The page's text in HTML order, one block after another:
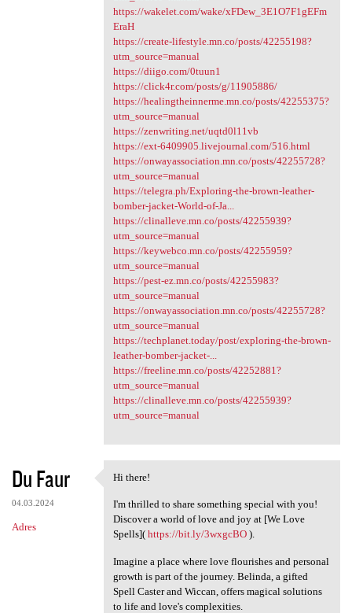
https://wakelet.com/wake/xFDew_3E1O7F1gEFm
EraH
https://create-lifestyle.mn.co/posts/42255198?
utm_source=manual
https://diigo.com/0tuun1
https://click4r.com/posts/g/11905886/
https://healingtheinnerme.mn.co/posts/42255375?
utm_source=manual
https://zenwriting.net/uqtd0l11vb
https://ext-6409905.livejournal.com/516.html
https://onwayassociation.mn.co/posts/42255728?
utm_source=manual
https://telegra.ph/Exploring-the-brown-leather-
bomber-jacket-World-of-Ja...
https://clinalleve.mn.co/posts/42255939?
utm_source=manual
https://keywebco.mn.co/posts/42255959?
utm_source=manual
https://pest-ez.mn.co/posts/42255983?
utm_source=manual
https://onwayassociation.mn.co/posts/42255728?
utm_source=manual
https://techplanet.today/post/exploring-the-brown-
leather-bomber-jacket-...
https://freeline.mn.co/posts/42252881?
utm_source=manual
https://clinalleve.mn.co/posts/42255939?
utm_source=manual
Du Faur
04.03.2024
Adres
Hi there!
Hi there!
I'm thrilled to share something special with you!
Discover a world of love and joy at [We Love
Spells]( https://bit.ly/3wxgcBO).
Imagine a place where love flourishes and personal
growth is part of the journey. Belinda, a gifted
Spell Caster and Wiccan, offers magical solutions
to life and love's complexities.